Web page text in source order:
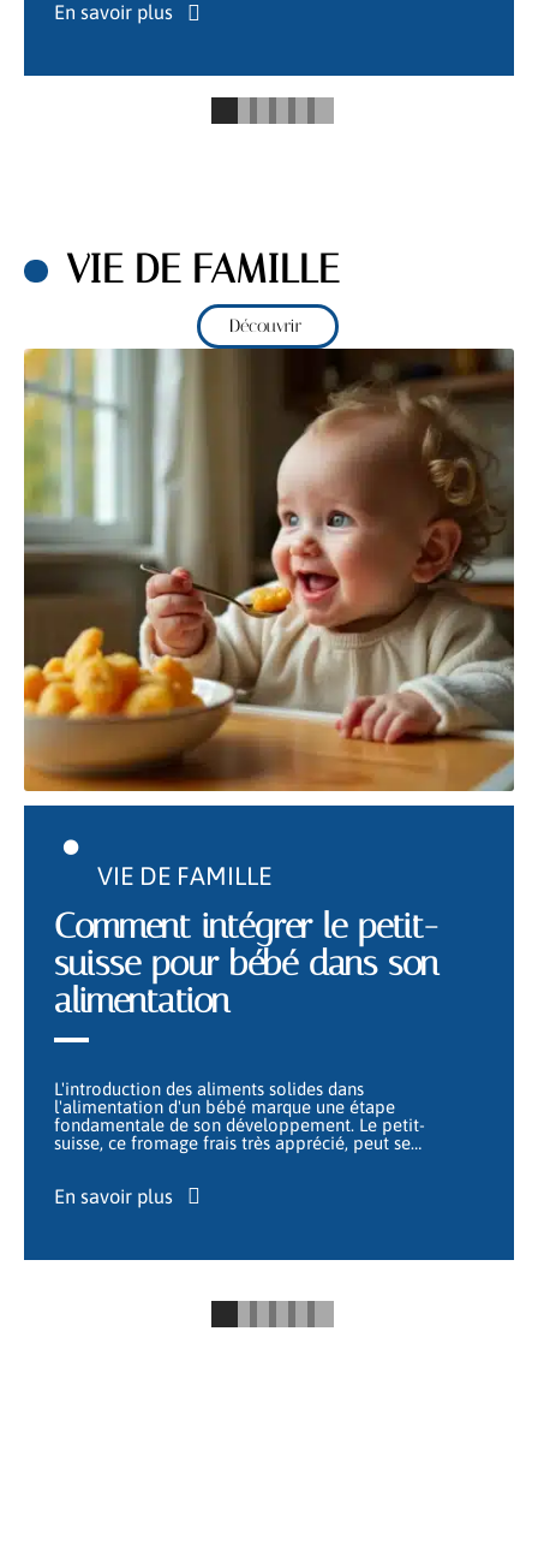
En savoir plus
VIE DE FAMILLE
Découvrir
VIE DE FAMILLE
Comment intégrer le petit-
suisse pour bébé dans son
alimentation
L'introduction des aliments solides dans
l'alimentation d'un bébé marque une étape
fondamentale de son développement. Le petit-
suisse, ce fromage frais très apprécié, peut se…
En savoir plus